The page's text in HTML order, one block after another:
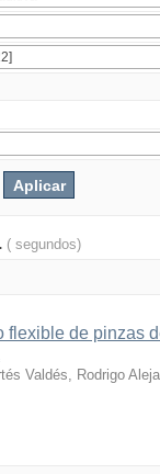
( segundos)
flexible de pinzas
Valdés, Rodrigo